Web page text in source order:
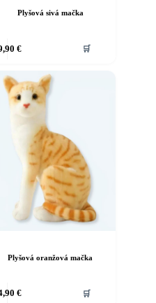
Plyšová sivá mačka
€ 🛒
Plyšová oranžová mačka
€ 🛒